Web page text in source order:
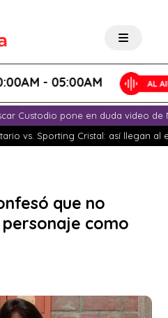
- 05:00AM
Custodio pone en duda video de
vs. Sporting Cristal: así llegan al
que no
como